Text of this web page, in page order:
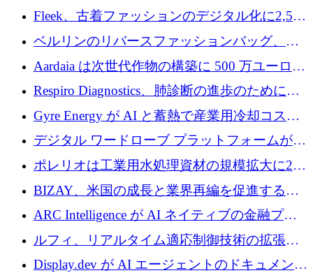
ップFintoが340万ドルを調達、シリコンバレ
ーではなくミュンヘンを選んだと語る
Fleek、古着ファッションのデジタル化に2,500
万ドルを確保
ベルリンのリバースファッションバッグ、繊
維仕分け規模拡大に7桁の資金調達
Aardaia は次世代作物の構築に 500 万ユーロを
寄付
Respiro Diagnostics、肺診断の進歩のために
100 万ポンドを確保
Gyre Energy が AI と蓄熱で産業用冷却コスト
を削減するために 130 万ドルを調達
デジタル ワードローブ プラットフォームが
1,000 万人のユーザーに到達し、Whering が
700 万ドルを獲得
ポレリオは工業用水処理資材の規模拡大に240
万ユーロを確保
BIZAY、米国の成長と業界再編を促進するた
めに5,500万ドルを確保
ARC Intelligence が AI ネイティブの金融プラ
ットフォームを拡大するために 400 万ユーロ
ルフィ、リアルタイム適応制御技術の拡張に
810万ポンドを確保
Display.dev が AI エージェントのドキュメント